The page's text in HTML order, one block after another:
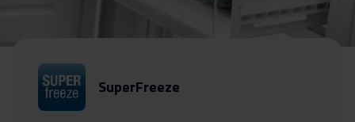
SuperFreeze